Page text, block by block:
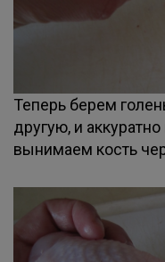
Теперь берем
другую, и
вынимаем кость